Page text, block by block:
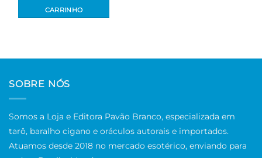
CARRINHO
SOBRE NÓS
Somos a Loja e Editora Pavão Branco, especializada em
tarô, baralho cigano e oráculos autorais e importados.
Atuamos desde 2018 no mercado esotérico, enviando para